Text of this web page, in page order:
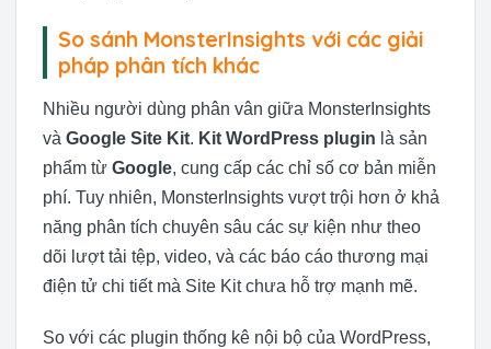
So sánh MonsterInsights với các giải
pháp phân tích khác
Nhiều người dùng phân vân giữa MonsterInsights
và Google Site Kit. Kit WordPress plugin là sản
phẩm từ Google, cung cấp các chỉ số cơ bản miễn
phí. Tuy nhiên, MonsterInsights vượt trội hơn ở khả
năng phân tích chuyên sâu các sự kiện như theo
dõi lượt tải tệp, video, và các báo cáo thương mại
điện tử chi tiết mà Site Kit chưa hỗ trợ mạnh mẽ.
So với các plugin thống kê nội bộ của WordPress,